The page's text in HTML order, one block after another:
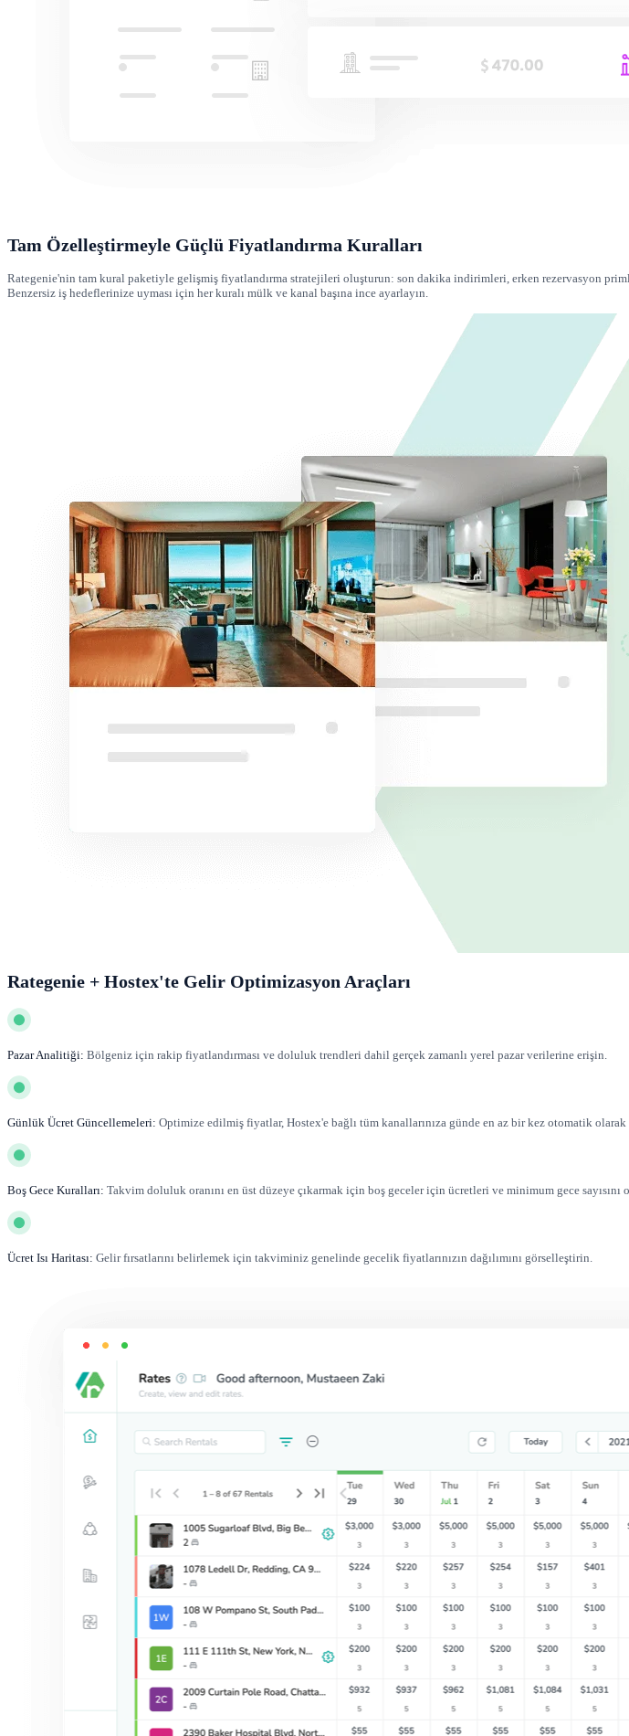
Tam Özelleştirmeyle Güçlü Fiyatlandırma Kuralları
Rategenie'nin tam kural paketiyle gelişmiş fiyatlandırma stratejileri oluşturun: son dakika indirimleri, erken rezervasyon
Benzersiz iş hedeflerinize uyması için her kuralı mülk ve kanal başına ince ayarlayın.
Rategenie + Hostex'te Gelir Optimizasyon Araçları
Pazar Analitiği: Bölgeniz için rakip fiyatlandırması ve doluluk trendleri dahil gerçek zamanlı yerel pazar verilerine erişin.
Günlük Ücret Güncellemeleri: Optimize edilmiş fiyatlar, Hostex'e bağlı tüm kanallarınıza günde en az bir kez otomatik olarak
Boş Gece Kuralları: Takvim doluluk oranını en üst düzeye çıkarmak için boş geceler için ücretleri ve minimum gece sayısını
Ücret Isı Haritası: Gelir fırsatlarını belirlemek için takviminiz genelinde gecelik fiyatlarınızın dağılımını görselleştirin.